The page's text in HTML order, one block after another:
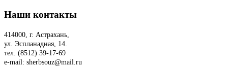
Наши контакты
414000, г. Астрахань,
ул. Эспланадная, 14.
тел. (8512) 39-17-69
e-mail: sherbsouz@mail.ru